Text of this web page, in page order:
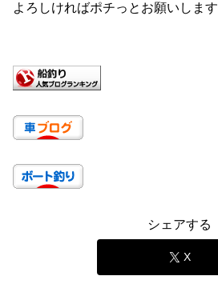
よろしければポチっとお願いします
シェアする
X